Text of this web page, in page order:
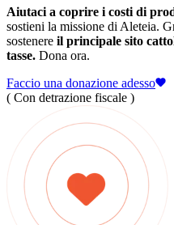
Aiutaci a coprire i costi di
sostieni la missione di Aleteia.
sostenere il principale sito
tasse. Dona ora.
Faccio una donazione adesso
( Con detrazione fiscale )